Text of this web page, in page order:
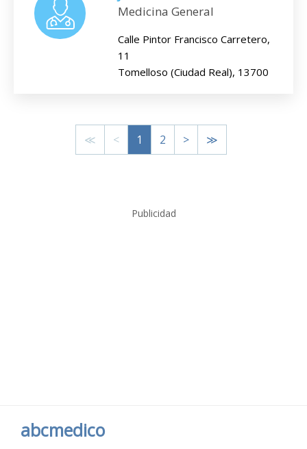
Medicina General
Calle Pintor Francisco Carretero,
11
Tomelloso (Ciudad Real), 13700
≪ < 1 2 > ≫
Publicidad
abcmedico